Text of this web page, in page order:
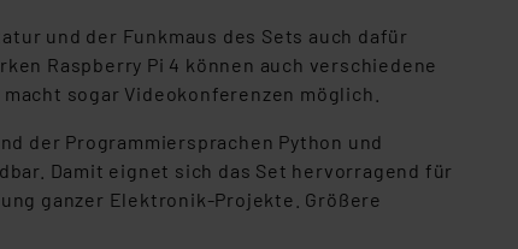
und der Funkmaus des Sets auch dafür
Raspberry Pi 4 können auch verschiedene
sogar Videokonferenzen möglich.
der Programmiersprachen Python und
Damit eignet sich das Set hervorragend für
ganzer Elektronik-Projekte. Größere